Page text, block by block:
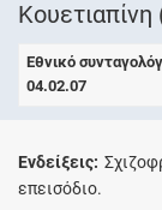
Εθνικό
04.02.07
Ενδείξεις:
επεισόδιο.